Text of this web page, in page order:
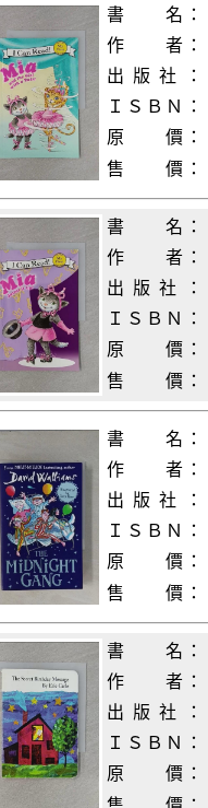
書 名：
作 者：
出 版 社 ：
ＩＳＢＮ：
原 價：
售 價：
書 名：
作 者：
出 版 社 ：
ＩＳＢＮ：
原 價：
售 價：
書 名：
作 者：
出 版 社 ：
ＩＳＢＮ：
原 價：
售 價：
書 名：
作 者：
出 版 社 ：
ＩＳＢＮ：
原 價：